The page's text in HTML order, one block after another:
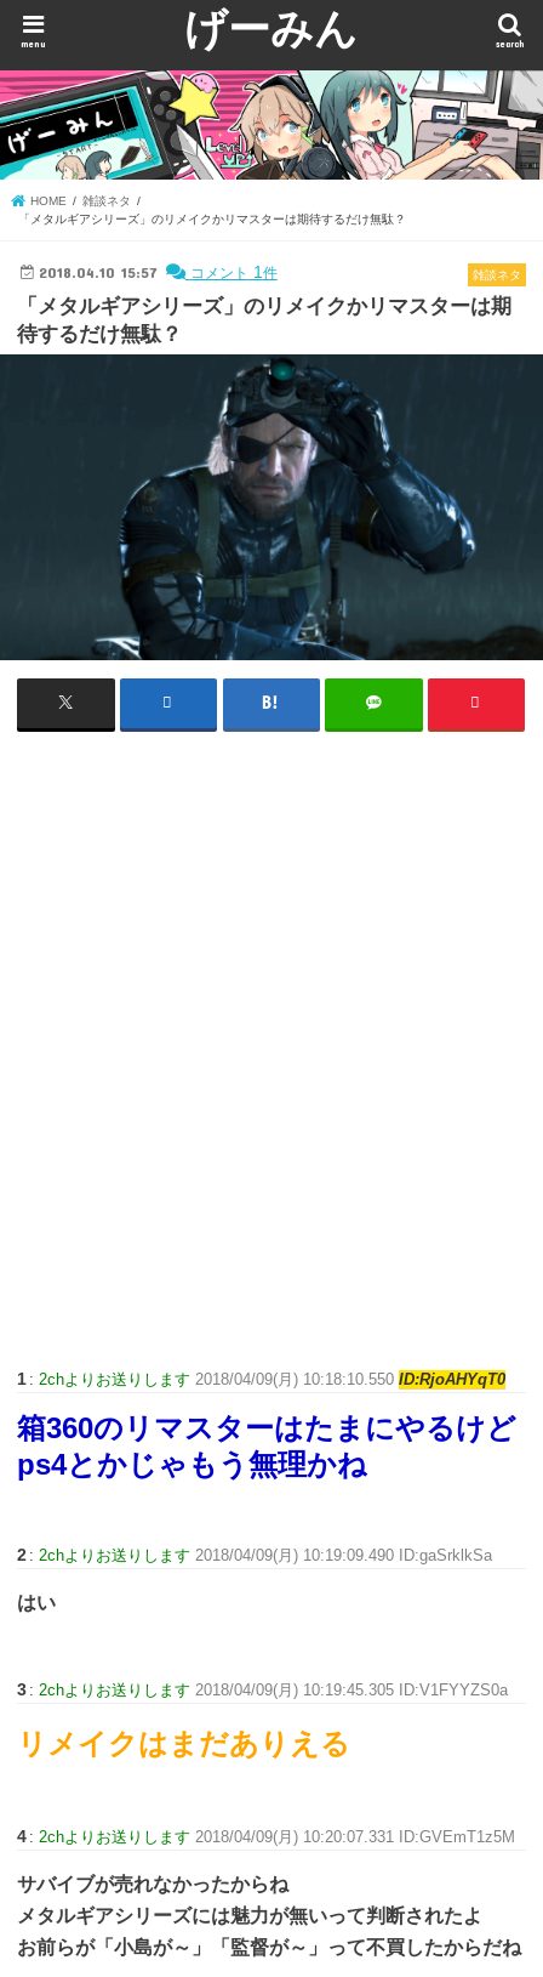
げーみん search
menu
HOME
雑談ネタ
「メタルギアシリーズ」のリメイクかリマスターは期待するだけ無駄？
雑談ネタ
2018.04.10 15:57 コメント 1 件
「メタルギアシリーズ」のリメイクかリマスターは期
待するだけ無駄？
1 : 2chよりお送りします 2018/04/09(月) 10:18:10.550ID:RjoAHYqT0
箱360のリマスターはたまにやるけど
ps4とかじゃもう無理かね
2 : 2chよりお送りします 2018/04/09(月) 10:19:09.490 ID:gaSrklkSa
はい
3 : 2chよりお送りします 2018/04/09(月) 10:19:45.305 ID:V1FYYZS0a
リメイクはまだありえる
4 : 2chよりお送りします 2018/04/09(月) 10:20:07.331 ID:GVEmT1z5M
サバイブが売れなかったからね
メタルギアシリーズには魅力が無いって判断されたよ
お前らが「小島が～」「監督が～」って不買したからだね